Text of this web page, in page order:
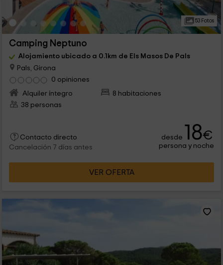
53 Fotos
Camping Neptuno
Alojamiento ubicado a 0.1km de Els Masos De Pals
Pals, Girona
0 opiniones
Alquiler íntegro
8 habitaciones
38 personas
Contacto directo
Cancelación 7 días antes
desde 18€
persona y noche
VER OFERTA